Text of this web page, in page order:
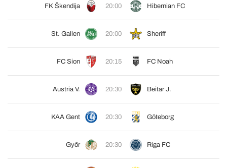
FK Škendija 20:00 Hibernian FC
St. Gallen 20:00 Sheriff
FC Sion 20:15 FC Noah
Austria V. 20:30 Beitar J.
KAA Gent 20:30 Göteborg
Győr 20:30 Riga FC